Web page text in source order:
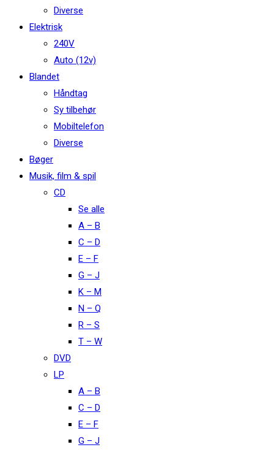
Diverse
Elektrisk
240V
Auto (12v)
Blandet
Håndtag
Sy tilbehør
Mobiltelefon
Diverse
Bøger
Musik, film & spil
CD
Se alle
A – B
C – D
E – F
G – J
K – M
N – Q
R – S
T – W
DVD
LP
A – B
C – D
E – F
G – J